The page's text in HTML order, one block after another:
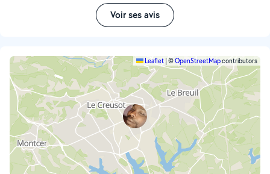
Voir ses avis
Leaflet ©OpenStreetMapcontributors